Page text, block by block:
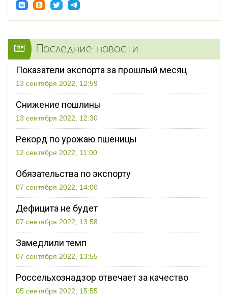
Последние новости
Показатели экспорта за прошлый месяц
13 сентября 2022, 12:59
Снижение пошлины
13 сентября 2022, 12:30
Рекорд по урожаю пшеницы
12 сентября 2022, 11:00
Обязательства по экспорту
07 сентября 2022, 14:00
Дефицита не будет
07 сентября 2022, 13:58
Замедлили темп
07 сентября 2022, 13:55
Россельхознадзор отвечает за качество
05 сентября 2022, 15:55